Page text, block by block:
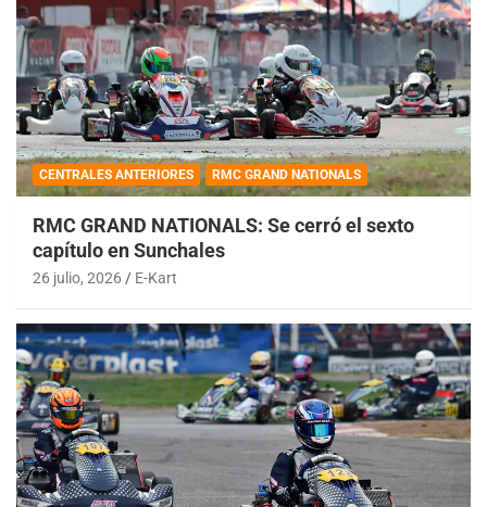
CENTRALES ANTERIORES RMC GRAND NATIONALS
RMC GRAND NATIONALS: Se cerró el sexto
capítulo en Sunchales
26 julio, 2026 E-Kart